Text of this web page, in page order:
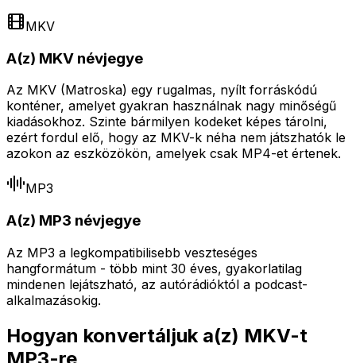
MKV
A(z) MKV névjegye
Az MKV (Matroska) egy rugalmas, nyílt forráskódú
konténer, amelyet gyakran használnak nagy minőségű
kiadásokhoz. Szinte bármilyen kodeket képes tárolni,
ezért fordul elő, hogy az MKV-k néha nem játszhatók le
azokon az eszközökön, amelyek csak MP4-et értenek.
MP3
A(z) MP3 névjegye
Az MP3 a legkompatibilisebb veszteséges
hangformátum - több mint 30 éves, gyakorlatilag
mindenen lejátszható, az autórádióktól a podcast-
alkalmazásokig.
Hogyan konvertáljuk a(z) MKV-t